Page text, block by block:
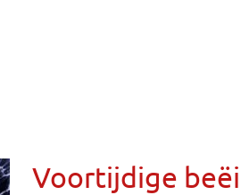
Voortijdige